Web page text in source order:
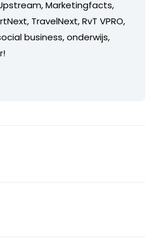
Marketingfacts,
TravelNext, RvT VPRO,
business, onderwijs,